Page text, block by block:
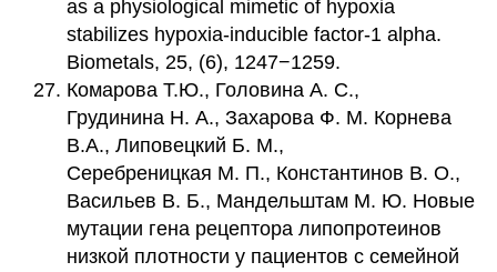
as a physiological mimetic of hypoxia
stabilizes hypoxia-inducible factor-1 alpha.
Biometals, 25, (6), 1247−1259.
Комарова Т.Ю., Головина А. С.,
Грудинина Н. А., Захарова Ф. М. Корнева
В.А., Липовецкий Б. М.,
Серебреницкая М. П., Константинов В. О.,
Васильев В. Б., Мандельштам М. Ю. Новые
мутации гена рецептора липопротеинов
низкой плотности у пациентов с семейной